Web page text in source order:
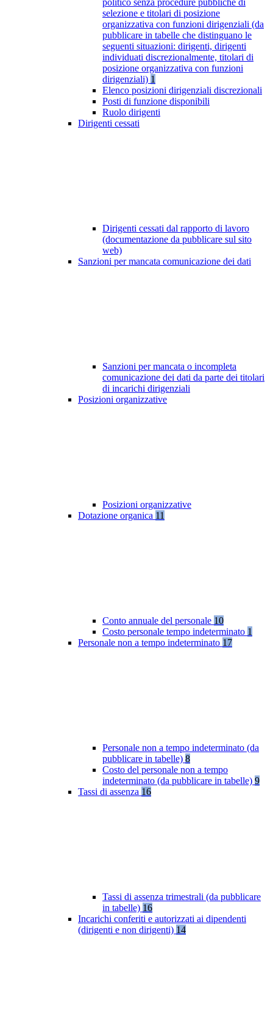
politico senza procedure pubbliche di
selezione e titolari di posizione
organizzativa con funzioni dirigenziali (da
pubblicare in tabelle che distinguano le
seguenti situazioni: dirigenti, dirigenti
individuati discrezionalmente, titolari di
posizione organizzativa con funzioni
dirigenziali) 1
Elenco posizioni dirigenziali discrezionali
Posti di funzione disponibili
Ruolo dirigenti
Dirigenti cessati
Dirigenti cessati dal rapporto di lavoro
(documentazione da pubblicare sul sito
web)
Sanzioni per mancata comunicazione dei dati
Sanzioni per mancata o incompleta
comunicazione dei dati da parte dei titolari
di incarichi dirigenziali
Posizioni organizzative
Posizioni organizzative
Dotazione organica 11
Conto annuale del personale 10
Costo personale tempo indeterminato 1
Personale non a tempo indeterminato 17
Personale non a tempo indeterminato (da
pubblicare in tabelle) 8
Costo del personale non a tempo
indeterminato (da pubblicare in tabelle) 9
Tassi di assenza 16
Tassi di assenza trimestrali (da pubblicare
in tabelle) 16
Incarichi conferiti e autorizzati ai dipendenti
(dirigenti e non dirigenti) 14